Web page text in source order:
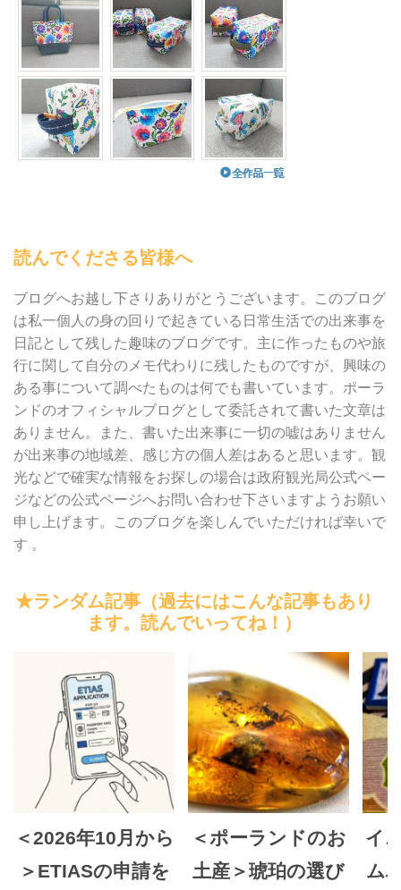
読んでくださる皆様へ
ブログへお越し下さりありがとうございます。このブログ
は私一個人の身の回りで起きている日常生活での出来事を
日記として残した趣味のブログです。主に作ったものや旅
行に関して自分のメモ代わりに残したものですが、興味の
ある事について調べたものは何でも書いています。ポーラ
ンドのオフィシャルブログとして委託されて書いた文章は
ありません。また、書いた出来事に一切の嘘はありません
が出来事の地域差、感じ方の個人差はあると思います。観
光などで確実な情報をお探しの場合は政府観光局公式ペー
ジなどの公式ページへお問い合わせ下さいますようお願い
申し上げます。このブログを楽しんでいただければ幸いで
す 。
★ランダム記事（過去にはこんな記事もあり
ます。読んでいってね！）
＜2026年10月から
＞ETIASの申請を
＜ポーランドのお
土産＞琥珀の選び
イ
ム